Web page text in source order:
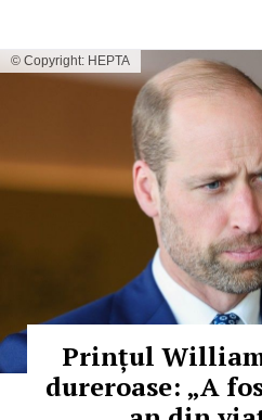
© Copyright: HEPTA
Prințul
dureroase: „A